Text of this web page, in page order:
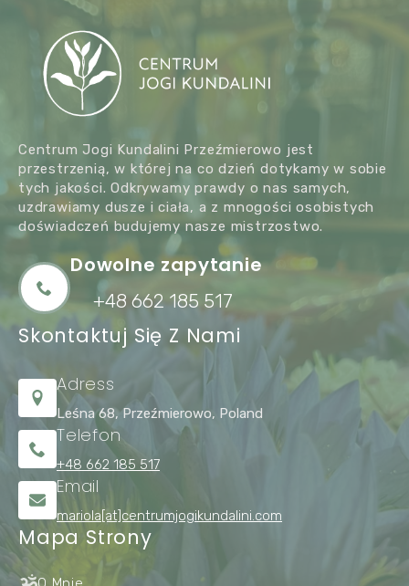
Centrum Jogi Kundalini Przeźmierowo jest
przestrzenią, w której na co dzień dotykamy w sobie
tych jakości. Odkrywamy prawdy o nas samych,
uzdrawiamy dusze i ciała, a z mnogości osobistych
doświadczeń budujemy nasze mistrzostwo.
Dowolne zapytanie
+48 662 185 517
Skontaktuj Się Z Nami
Adress
Leśna 68, Przeźmierowo, Poland
Telefon
+48 662 185 517
Email
mariola[at]centrumjogikundalini.com
Mapa Strony